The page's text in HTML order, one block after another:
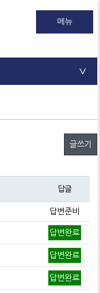
메뉴
∨
글쓰기
답글
답변준비
답변완료
답변완료
답변완료